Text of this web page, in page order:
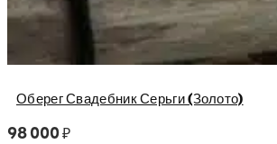
Оберег Свадебник Серьги (Золото)
98 000₽